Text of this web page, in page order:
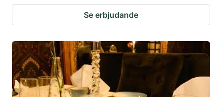
Se erbjudande